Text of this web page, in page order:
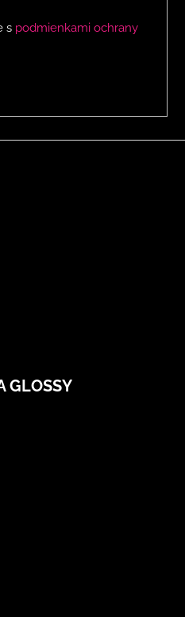
s podmienkami ochrany
GLOSSY